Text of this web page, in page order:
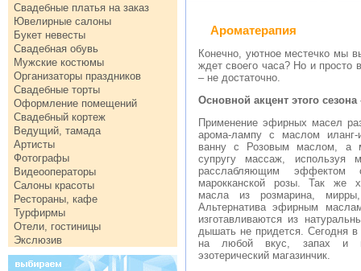
Свадебные платья на заказ
Ювелирные салоны
Букет невесты
Свадебная обувь
Мужские костюмы
Организаторы праздников
Свадебные торты
Оформление помещений
Свадебный кортеж
Ведущий, тамада
Артисты
Фотографы
Видеооператоры
Салоны красоты
Рестораны, кафе
Турфирмы
Отели, гостиницы
Экслюзив
Ароматерапия
Конечно, уютное местечко мы
ждет своего часа? Но и просто
– не достаточно.
Основной акцент этого
Применение эфирных масел
арома-лампу с маслом
ванну с Розовым маслом, а
супругу массаж, используя
расслабляющим
марокканской розы. Так же
масла из розмарина,
Альтернатива эфирным
изготавливаются из
дышать не придется. Сегодня в
на любой вкус, запах и
эзотерический магазинчик.